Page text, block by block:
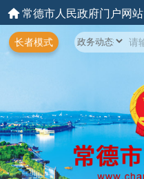
常德市人民政府门户网站
长者模式